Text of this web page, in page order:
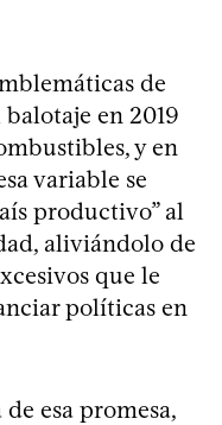
de
en 2019
y en
variable se
productivo” al
aliviándolo de
que le
políticas en
esa promesa,